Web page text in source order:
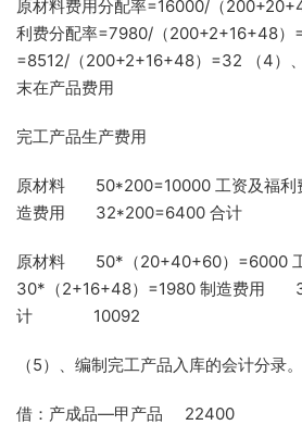
原材料费用分配率=16000/（
利费分配率=7980/（200+2+16+48）
=8512/（200+2+16+48）=32 （4）
末在产品费用
完工产品生产费用
原材料 50*200=10000 工资及福
造费用 32*200=6400 合计
原材料 50*（20+40+60）=6000
30*（2+16+48）=1980 制造费用
计 10092
（5）、编制完工产品入库的会计分录。
借：产成品—甲产品 22400